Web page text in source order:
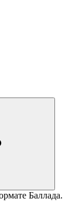
Баллада.